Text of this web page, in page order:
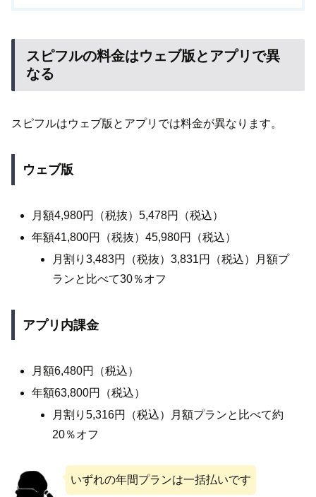
スピフルの料金はウェブ版とアプリで異
なる
スピフルはウェブ版とアプリでは料金が異なります。
ウェブ版
月額4,980円（税抜）5,478円（税込）
年額41,800円（税抜）45,980円（税込）
月割り3,483円（税抜）3,831円（税込）月額プ
ランと比べて30％オフ
アプリ内課金
月額6,480円（税込）
年額63,800円（税込）
月割り5,316円（税込）月額プランと比べて約
20％オフ
いずれの年間プランは一括払いです